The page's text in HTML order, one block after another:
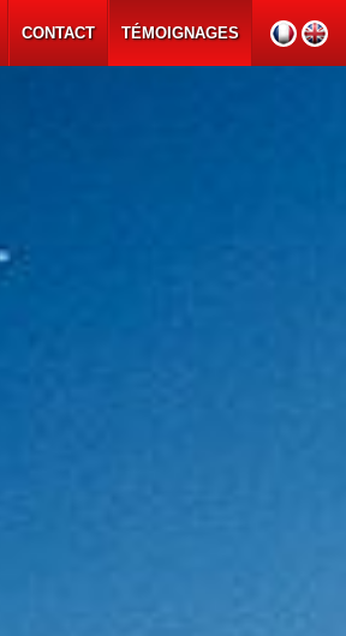
CONTACT TÉMOIGNAGES